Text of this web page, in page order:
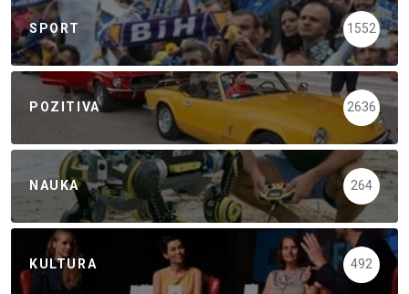
SPORT 1552
POZITIVA 2636
NAUKA 264
KULTURA 492